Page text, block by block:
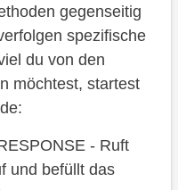
gegenseitig
spezifische
du von den
möchtest, startest
- Ruft
und befüllt das